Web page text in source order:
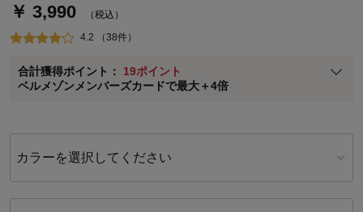
￥ 3,990 （税込）
4.2 （38件）
合計獲得ポイント： 19ポイント
ベルメゾンメンバーズカードで最大＋4倍
通常商品送料無料 返品引取無料（JCBのみ）
即時入会なら更に500円OFFクーポンプレゼント
※メンバーズカードの加算ポイントはステージ倍率適用前の基本ポイント
に対して適用されます。
カラーを選択してください